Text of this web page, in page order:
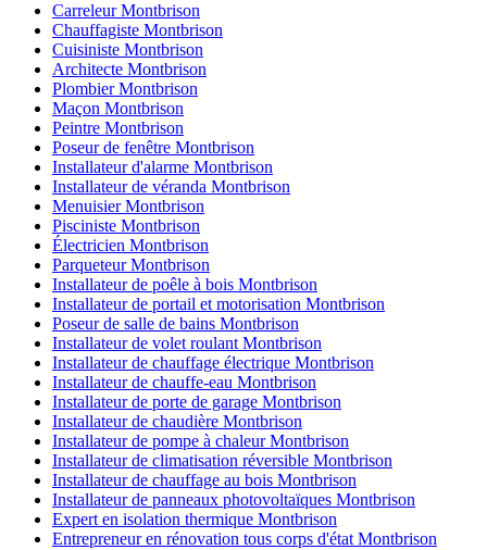
Carreleur Montbrison
Chauffagiste Montbrison
Cuisiniste Montbrison
Architecte Montbrison
Plombier Montbrison
Maçon Montbrison
Peintre Montbrison
Poseur de fenêtre Montbrison
Installateur d'alarme Montbrison
Installateur de véranda Montbrison
Menuisier Montbrison
Pisciniste Montbrison
Électricien Montbrison
Parqueteur Montbrison
Installateur de poêle à bois Montbrison
Installateur de portail et motorisation Montbrison
Poseur de salle de bains Montbrison
Installateur de volet roulant Montbrison
Installateur de chauffage électrique Montbrison
Installateur de chauffe-eau Montbrison
Installateur de porte de garage Montbrison
Installateur de chaudière Montbrison
Installateur de pompe à chaleur Montbrison
Installateur de climatisation réversible Montbrison
Installateur de chauffage au bois Montbrison
Installateur de panneaux photovoltaïques Montbrison
Expert en isolation thermique Montbrison
Entrepreneur en rénovation tous corps d'état Montbrison